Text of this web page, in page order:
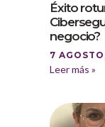
Éxito
negocio?
7
Leer más »